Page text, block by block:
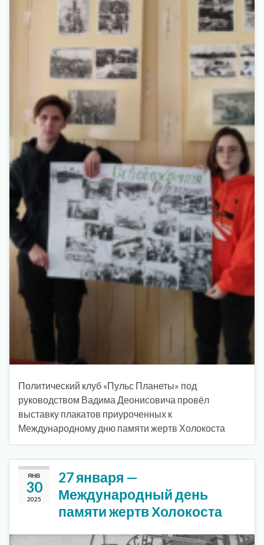
Политический клуб «Пульс Планеты» под
руководством Вадима Деонисовича провёл
выставку плакатов приуроченных к
Международному дню памяти жертв Холокоста
ЯНВ
30
2025
27 января —
Международный день
памяти жертв Холокоста